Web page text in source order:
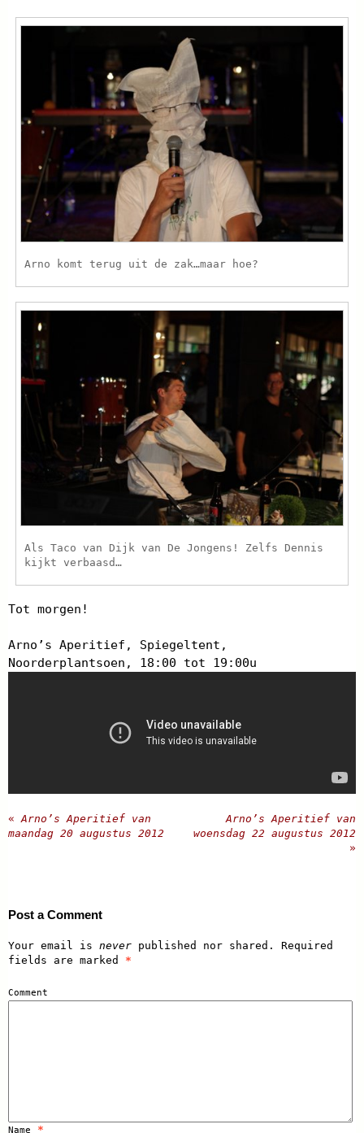
Arno komt terug uit de zak…maar hoe?
Als Taco van Dijk van De Jongens! Zelfs Dennis
kijkt verbaasd…
Tot morgen!
Arno’s Aperitief, Spiegeltent,
Noorderplantsoen, 18:00 tot 19:00u
« Arno’s Aperitief van
maandag 20 augustus 2012
Arno’s Aperitief van
woensdag 22 augustus 2012
»
Post a Comment
Your email is never published nor shared. Required
fields are marked *
Comment
Name *